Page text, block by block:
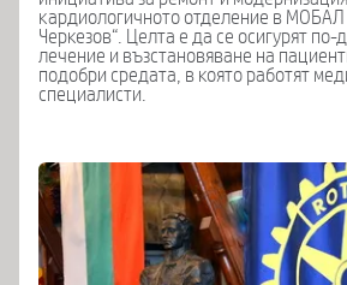
кардиологичното отделение в
Черкезов“. Целта е да се осигурят по-
лечение и възстановяване на
подобри средата, в която работят
специалисти.